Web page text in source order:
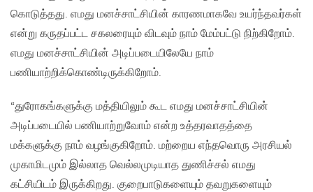
கொடுத்தது. எமது மனச்சாட்சியின் காரணமாகவே உயர்ந்தவர்கள்
என்று கருதப்பட்ட சகலரையும் விடவும் நாம் மேம்பட்டு நிற்கிறோம்.
எமது மனச்சாட்சியின் அடிப்படையிலேயே நாம்
பணியாற்றிக்கொண்டிருக்கிறோம்.
“துரோகங்களுக்கு மத்தியிலும் கூட எமது மனச்சாட்சியின்
அடிப்படையில் பணியாற்றுவோம் என்ற உத்தரவாதத்தை
மக்களுக்கு நாம் வழங்குகிறோம். மற்றைய எந்தவொரு அரசியல்
முகாமிடமும் இல்லாத வெல்லமுடியாத துணிச்சல் எமது
கட்சியிடம் இருக்கிறது. குறைபாடுகளையும் தவறுகளையும்